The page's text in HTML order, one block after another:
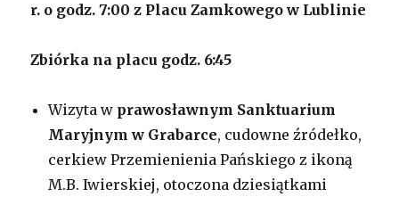
r. o godz. 7:00 z Placu Zamkowego w Lublinie
Zbiórka na placu godz. 6:45
Wizyta w prawosławnym Sanktuarium
Maryjnym w Grabarce, cudowne źródełko,
cerkiew Przemienienia Pańskiego z ikoną
M.B. Iwierskiej, otoczona dziesiątkami